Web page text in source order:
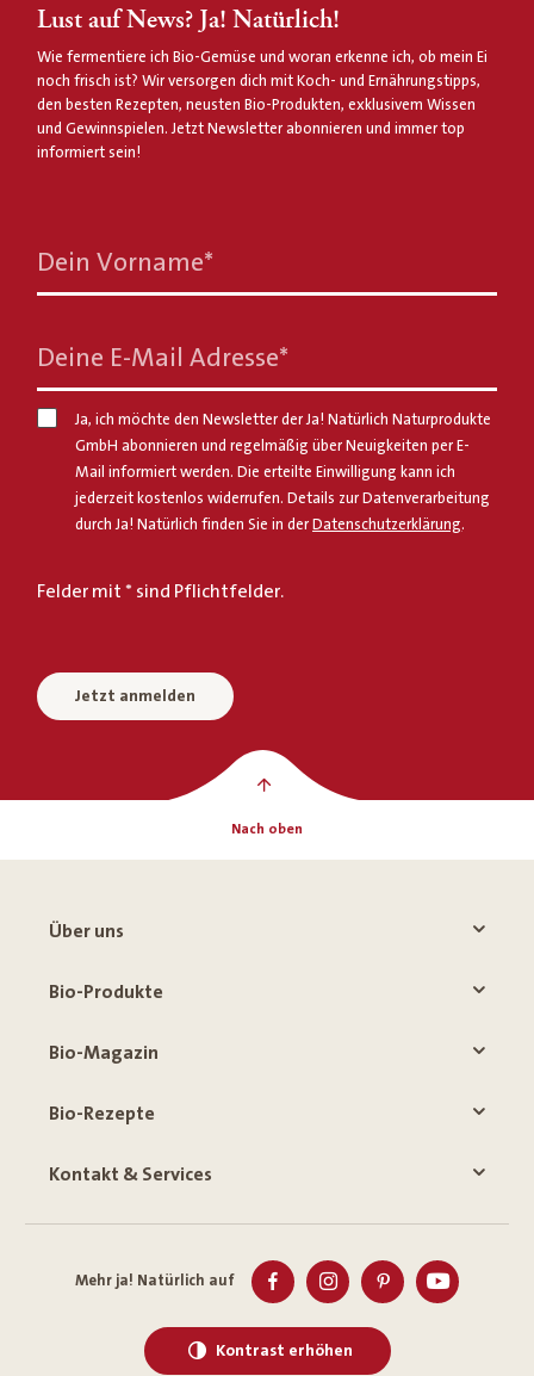
Lust auf News? Ja! Natürlich!
Wie fermentiere ich Bio-Gemüse und woran erkenne ich, ob mein Ei
noch frisch ist? Wir versorgen dich mit Koch- und Ernährungstipps,
den besten Rezepten, neusten Bio-Produkten, exklusivem Wissen
und Gewinnspielen. Jetzt Newsletter abonnieren und immer top
informiert sein!
Dein Vorname*
Deine E-Mail Adresse*
Ja, ich möchte den Newsletter der Ja! Natürlich Naturprodukte
GmbH abonnieren und regelmäßig über Neuigkeiten per E-
Mail informiert werden. Die erteilte Einwilligung kann ich
jederzeit kostenlos widerrufen. Details zur Datenverarbeitung
durch Ja! Natürlich finden Sie in derDatenschutzerklärung.
Felder mit * sind Pflichtfelder.
Jetzt anmelden
Nach oben
Über uns
Bio-Produkte
Bio-Magazin
Bio-Rezepte
Kontakt & Services
Mehr ja! Natürlich auf
Kontrast erhöhen